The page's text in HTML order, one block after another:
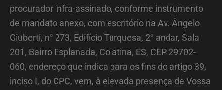
procurador infra-assinado, conforme instrumento
de mandato anexo, com escritório na Av. Ângelo
Giuberti, n° 273, Edifício Turquesa, 2° andar, Sala
201, Bairro Esplanada, Colatina, ES, CEP 29702-
060, endereço que indica para os fins do artigo 39,
inciso I, do CPC, vem, à elevada presença de Vossa